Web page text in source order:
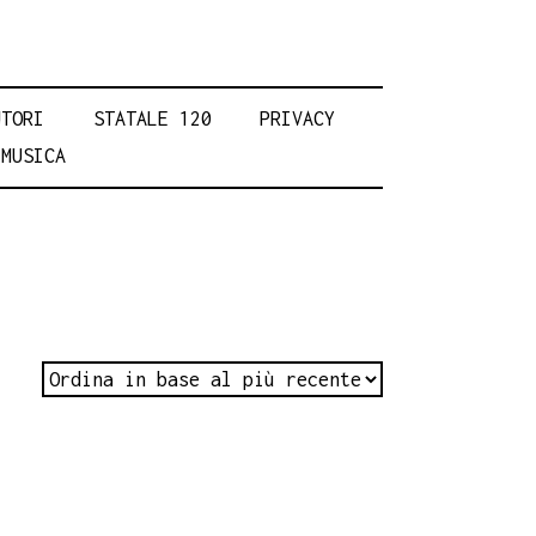
STATALE 120
PRIVACY
MUSICA